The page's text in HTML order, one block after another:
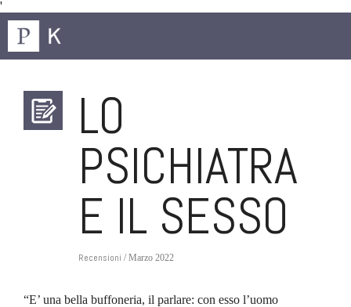
'
LO
PSICHIATRA
E IL SESSO
Recensioni / Marzo 2022
“E’ una bella buffoneria, il parlare: con esso l’uomo